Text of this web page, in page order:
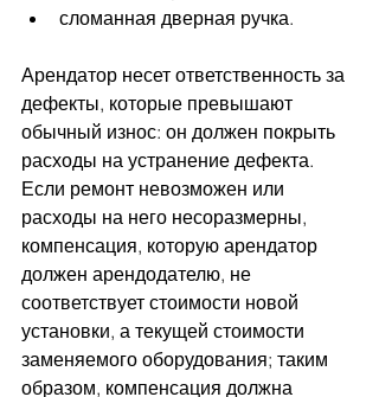
сломанная дверная ручка.
Арендатор несет ответственность за
дефекты, которые превышают
обычный износ: он должен покрыть
расходы на устранение дефекта.
Если ремонт невозможен или
расходы на него несоразмерны,
компенсация, которую арендатор
должен арендодателю, не
соответствует стоимости новой
установки, а текущей стоимости
заменяемого оборудования; таким
образом, компенсация должна